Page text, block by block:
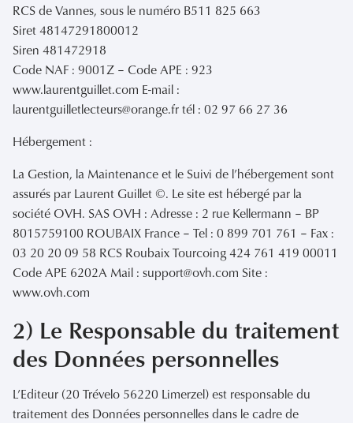
RCS de Vannes, sous le numéro B511 825 663
Siret 48147291800012
Siren 481472918
Code NAF : 9001Z – Code APE : 923
www.laurentguillet.com E-mail :
laurentguilletlecteurs@orange.fr tél : 02 97 66 27 36
Hébergement :
La Gestion, la Maintenance et le Suivi de l’hébergement sont
assurés par Laurent Guillet ©. Le site est hébergé par la
société OVH. SAS OVH : Adresse : 2 rue Kellermann – BP
8015759100 ROUBAIX France – Tel : 0 899 701 761 – Fax :
03 20 20 09 58 RCS Roubaix Tourcoing 424 761 419 00011
Code APE 6202A Mail : support@ovh.com Site :
www.ovh.com
2) Le Responsable du traitement
des Données personnelles
L’Editeur (20 Trévelo 56220 Limerzel) est responsable du
traitement des Données personnelles dans le cadre de